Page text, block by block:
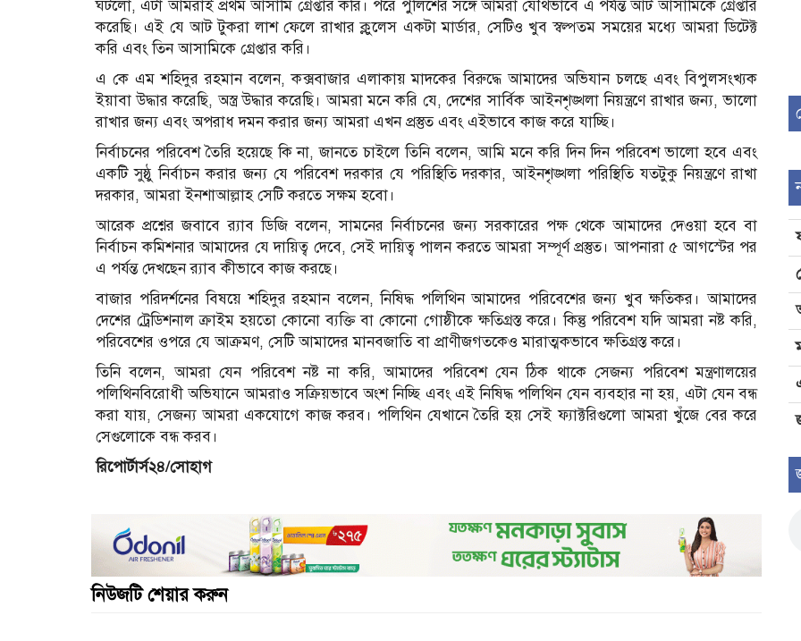
ঘটলো, এটা আমরাই প্রথম আসামি গ্রেপ্তার করি। পরে পুলিশের সঙ্গে আমরা যৌথভাবে এ পর্যন্ত আট আসামিকে গ্রেপ্তার
করেছি। এই যে আট টুকরা লাশ ফেলে রাখার ক্লুলেস একটা মার্ডার, সেটিও খুব স্বল্পতম সময়ের মধ্যে আমরা ডিটেক্ট
করি এবং তিন আসামিকে গ্রেপ্তার করি।
এ কে এম শহিদুর রহমান বলেন, কক্সবাজার এলাকায় মাদকের বিরুদ্ধে আমাদের অভিযান চলছে এবং বিপুলসংখ্যক
ইয়াবা উদ্ধার করেছি, অস্ত্র উদ্ধার করেছি। আমরা মনে করি যে, দেশের সার্বিক আইনশৃঙ্খলা নিয়ন্ত্রণে রাখার জন্য, ভালো
রাখার জন্য এবং অপরাধ দমন করার জন্য আমরা এখন প্রস্তুত এবং এইভাবে কাজ করে যাচ্ছি।
নির্বাচনের পরিবেশ তৈরি হয়েছে কি না, জানতে চাইলে তিনি বলেন, আমি মনে করি দিন দিন পরিবেশ ভালো হবে এবং
একটি সুষ্ঠু নির্বাচন করার জন্য যে পরিবেশ দরকার যে পরিস্থিতি দরকার, আইনশৃঙ্খলা পরিস্থিতি যতটুকু নিয়ন্ত্রণে রাখা
দরকার, আমরা ইনশাআল্লাহ সেটি করতে সক্ষম হবো।
আরেক প্রশ্নের জবাবে র‍্যাব ডিজি বলেন, সামনের নির্বাচনের জন্য সরকারের পক্ষ থেকে আমাদের দেওয়া হবে বা
নির্বাচন কমিশনার আমাদের যে দায়িত্ব দেবে, সেই দায়িত্ব পালন করতে আমরা সম্পূর্ণ প্রস্তুত। আপনারা ৫ আগস্টের পর
এ পর্যন্ত দেখছেন র‍্যাব কীভাবে কাজ করছে।
বাজার পরিদর্শনের বিষয়ে শহিদুর রহমান বলেন, নিষিদ্ধ পলিথিন আমাদের পরিবেশের জন্য খুব ক্ষতিকর। আমাদের
দেশের ট্রেডিশনাল ক্রাইম হয়তো কোনো ব্যক্তি বা কোনো গোষ্ঠীকে ক্ষতিগ্রস্ত করে। কিন্তু পরিবেশ যদি আমরা নষ্ট করি,
পরিবেশের ওপরে যে আক্রমণ, সেটি আমাদের মানবজাতি বা প্রাণীজগতকেও মারাত্মকভাবে ক্ষতিগ্রস্ত করে।
তিনি বলেন, আমরা যেন পরিবেশ নষ্ট না করি, আমাদের পরিবেশ যেন ঠিক থাকে সেজন্য পরিবেশ মন্ত্রণালয়ের
পলিথিনবিরোধী অভিযানে আমরাও সক্রিয়ভাবে অংশ নিচ্ছি এবং এই নিষিদ্ধ পলিথিন যেন ব্যবহার না হয়, এটা যেন বন্ধ
করা যায়, সেজন্য আমরা একযোগে কাজ করব। পলিথিন যেখানে তৈরি হয় সেই ফ্যাক্টরিগুলো আমরা খুঁজে বের করে
সেগুলোকে বন্ধ করব।
রিপোর্টার্স২৪/সোহাগ
নিউজটি শেয়ার করুন